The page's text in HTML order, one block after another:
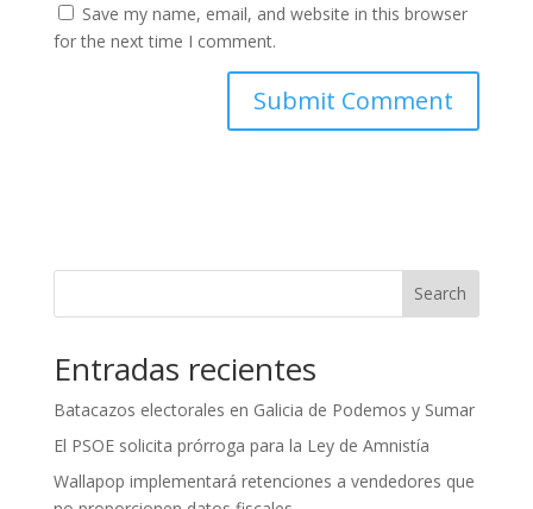
Save my name, email, and website in this browser
for the next time I comment.
Search
Entradas recientes
Batacazos electorales en Galicia de Podemos y Sumar
El PSOE solicita prórroga para la Ley de Amnistía
Wallapop implementará retenciones a vendedores que